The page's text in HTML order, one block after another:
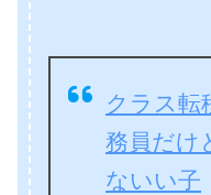
クラス転
務員だけ
ないい子